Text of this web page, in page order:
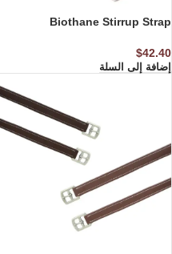
Biothane Stirrup Strap
$42.40
إضافة إلى السلة